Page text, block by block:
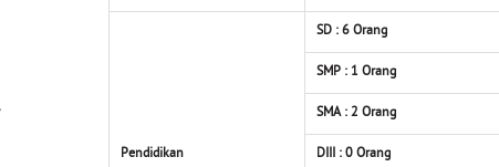
Pendidikan
SD : 6 Orang
SMP : 1 Orang
SMA : 2 Orang
DIII : 0 Orang